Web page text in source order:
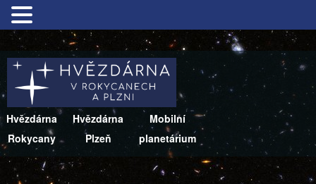
Hvězdárna
Rokycany
Hvězdárna
Plzeň
Mobilní
planetárium